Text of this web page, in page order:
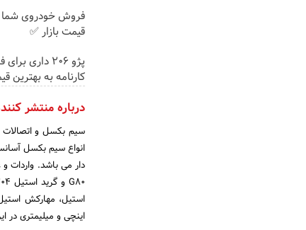
فروش خودروی شما
قیمت بازار ✅
پژو 206 داری
کارنامه به
درباره منتشر
سیم بکسل و اتصالات
انواع سیم بکسل
دار می باشد. واردات
اینچی و میلیمتری در